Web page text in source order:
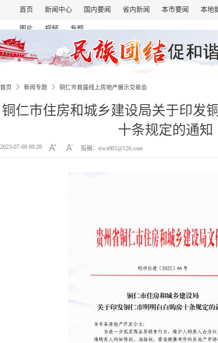
首页 新闻中心 国内要闻 省内新闻 本市要闻 本地
图片 视频 专题
首页 新闻专题 铜仁市首届线上房地产展示交易会
铜仁市住房和城乡建设局关于印发
十条规定的通知
2023-07-08 09:28 投稿：trwz001@126.com